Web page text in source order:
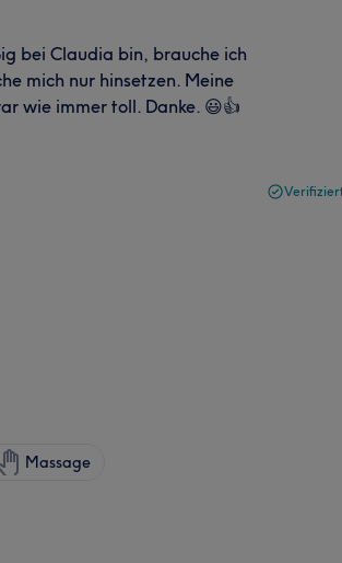
bei Claudia bin, brauche ich
mich nur hinsetzen. Meine
wie immer toll. Danke. 😃👍
Massage